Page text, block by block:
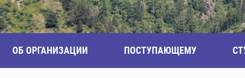
ОБ ОРГАНИЗАЦИИ ПОСТУПАЮЩЕМУ